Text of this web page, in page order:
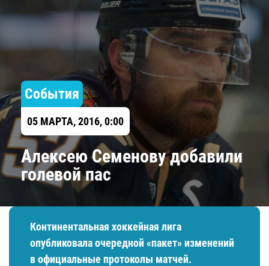
События
05 МАРТА, 2016, 0:00
Алексею Семенову добавили
голевой пас
Континентальная хоккейная лига
опубликовала очередной «пакет» изменений
в официальные протоколы матчей.